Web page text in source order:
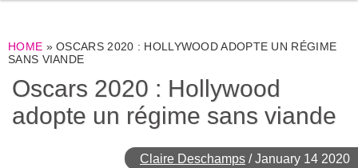
HOME »OSCARS 2020 : HOLLYWOOD ADOPTE UN RÉGIME
SANS VIANDE
Oscars 2020 : Hollywood
adopte un régime sans viande
Claire Deschamps /January 14 2020